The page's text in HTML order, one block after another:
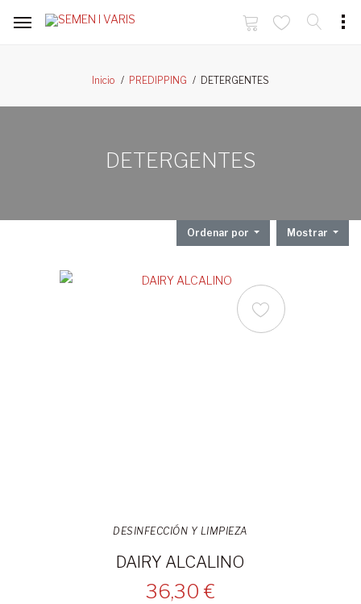
Inicio PREDIPPING DETERGENTES
DETERGENTES
Ordenar por Mostrar
DESINFECCIÓN Y LIMPIEZA
DAIRY ALCALINO
36,30 €